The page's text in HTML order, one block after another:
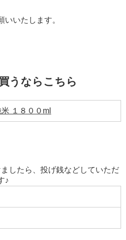
いたします。
うならこちら
１８００ml
したら、投げ銭などしていただ
♪